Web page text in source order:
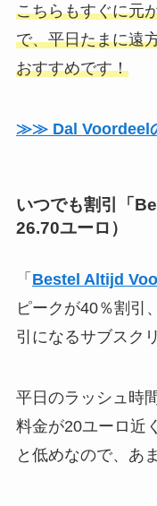
こちらもすぐに元
で、平日たまに遠
おすすめです！
≫≫ Dal Voordeel
いつでも割引「
26.70ユーロ）
「 Bestel Altijd
ピークが40％割引
引になるサブスク
平日のラッシュ時
料金が20ユーロ近
と低めなので、あ